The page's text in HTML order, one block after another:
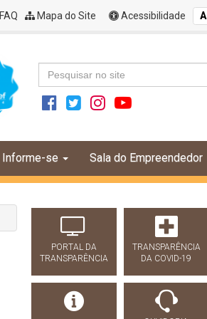
FAQ Mapa do Site Acessibilidade A
Informe-se Sala do Empreendedor
PORTAL DA
TRANSPARÊNCIA
TRANSPARÊNCIA
DA COVID-19